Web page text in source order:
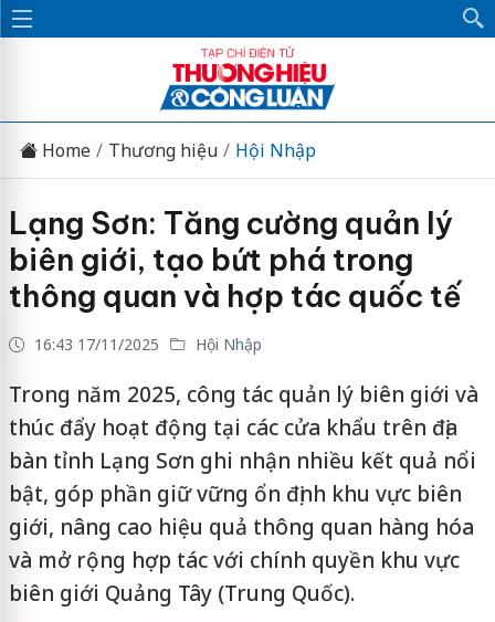
Home Thương hiệu Hội Nhập
Lạng Sơn: Tăng cường quản lý
biên giới, tạo bứt phá trong
thông quan và hợp tác quốc tế
16:43 17/11/2025 Hội Nhập
Trong năm 2025, công tác quản lý biên giới và
thúc đẩy hoạt động tại các cửa khẩu trên địa
bàn tỉnh Lạng Sơn ghi nhận nhiều kết quả nổi
bật, góp phần giữ vững ổn định khu vực biên
giới, nâng cao hiệu quả thông quan hàng hóa
và mở rộng hợp tác với chính quyền khu vực
biên giới Quảng Tây (Trung Quốc).